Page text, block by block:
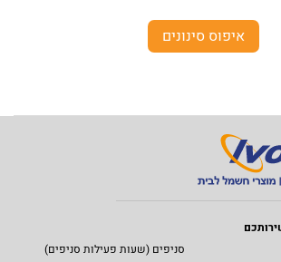
איפוס סינונים
סניפים (שעות פעילות סניפים)